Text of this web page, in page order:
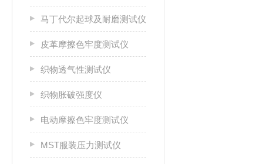
马丁代尔起球及耐磨测试仪
皮革摩擦色牢度测试仪
织物透气性测试仪
织物胀破强度仪
电动摩擦色牢度测试仪
MST服装压力测试仪